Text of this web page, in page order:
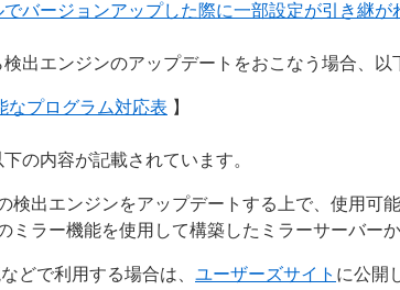
でバージョンアップした際に一部設定が引き継が
検出エンジンのアップデートをおこなう場合、
なプログラム対応表 】
の内容が記載されています。
検出エンジンをアップデートする上で、使用可
ミラー機能を使用して構築したミラーサーバー
どで利用する場合は、 ユーザーズサイト に公開